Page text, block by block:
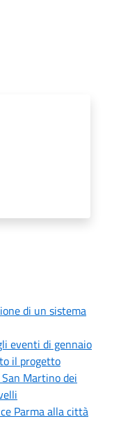
di un sistema
eventi di gennaio
il progetto
Martino dei
Parma alla città